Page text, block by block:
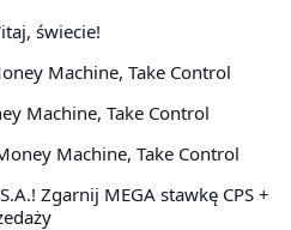
świecie!
Machine, Take Control
Machine, Take Control
Machine, Take Control
Zgarnij MEGA stawkę CPS +